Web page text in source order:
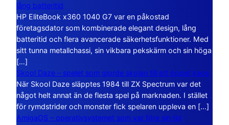
lång batteritid
HP EliteBook x360 1040 G7 var en påkostad
företagsdator som kombinerade elegant design, lång
batteritid och flera avancerade säkerhetsfunktioner. Med
sitt tunna metallchassi, sin vikbara pekskärm och sin höga
[…]
Skool Daze – spelet som gjorde skolan till ett öppet kaos
När Skool Daze släpptes 1984 till ZX Spectrum var det
något helt annat än de flesta spel på marknaden. I stället
för rymdstrider och monster fick spelaren uppleva en […]
AmigaOS – operativsystemet som var före sin tid